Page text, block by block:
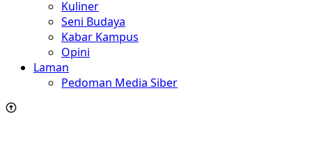
Kuliner
Seni Budaya
Kabar Kampus
Opini
Laman
Pedoman Media Siber